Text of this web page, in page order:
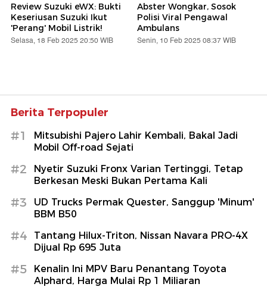
Review Suzuki eWX: Bukti
Keseriusan Suzuki Ikut
'Perang' Mobil Listrik!
Selasa, 18 Feb 2025 20:50 WIB
Abster Wongkar, Sosok
Polisi Viral Pengawal
Ambulans
Senin, 10 Feb 2025 08:37 WIB
Berita Terpopuler
#1
Mitsubishi Pajero Lahir Kembali, Bakal Jadi
Mobil Off-road Sejati
#2
Nyetir Suzuki Fronx Varian Tertinggi, Tetap
Berkesan Meski Bukan Pertama Kali
#3
UD Trucks Permak Quester, Sanggup 'Minum'
BBM B50
#4
Tantang Hilux-Triton, Nissan Navara PRO-4X
Dijual Rp 695 Juta
#5
Kenalin Ini MPV Baru Penantang Toyota
Alphard, Harga Mulai Rp 1 Miliaran